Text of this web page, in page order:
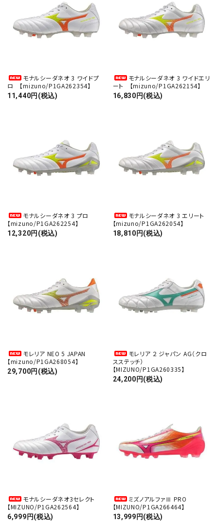
モナルシーダネオ 3 ワイドプ
ロ 【mizuno/P1GA262354】
11,440円(税込)
モナルシーダネオ 3 ワイドエリ
ート 【mizuno/P1GA262154】
16,830円(税込)
モナルシーダネオ 3 プロ
【mizuno/P1GA262254】
12,320円(税込)
モナルシーダネオ 3 エリート
【mizuno/P1GA262054】
18,810円(税込)
モレリア NEO 5 JAPAN
【mizuno/P1GA268054】
29,700円(税込)
モレリア ２ ジャパン AG（クロ
スステッチ）
【MIZUNO/P1GA260335】
24,200円(税込)
モナルシーダネオ3セレクト
【MIZUNO/P1GA262564】
6,999円(税込)
ミズノアルファⅢ PRO
【MIZUNO/P1GA266464】
13,999円(税込)